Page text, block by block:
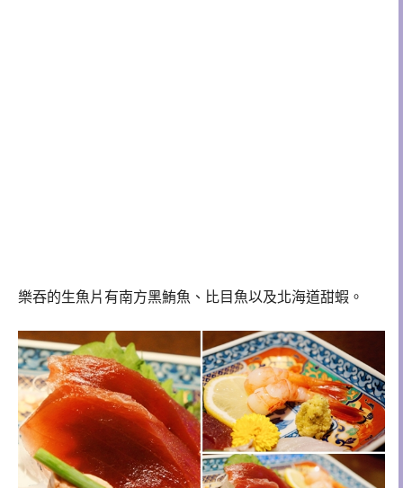
樂吞的生魚片有南方黑鮪魚、比目魚以及北海道甜蝦。